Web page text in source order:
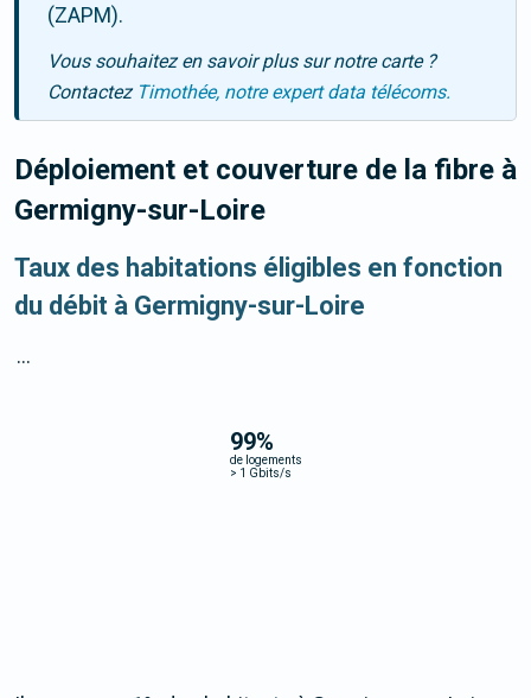
(ZAPM).
Vous souhaitez en savoir plus sur notre carte ?
Contactez Timothée, notre expert data télécoms.
Déploiement et couverture de la fibre à
Germigny-sur-Loire
Taux des habitations éligibles en fonction
du débit à Germigny-sur-Loire
99%
de logements
> 1 Gbits/s
...